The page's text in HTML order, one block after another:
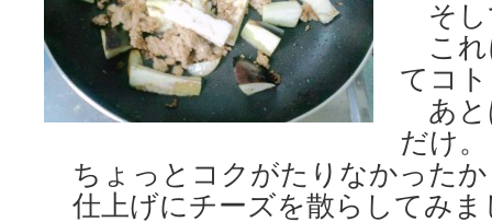
そし
これ
てコ
あと
だけ。
ちょっとコクがたりなかった
仕上げにチーズを散らしてみま